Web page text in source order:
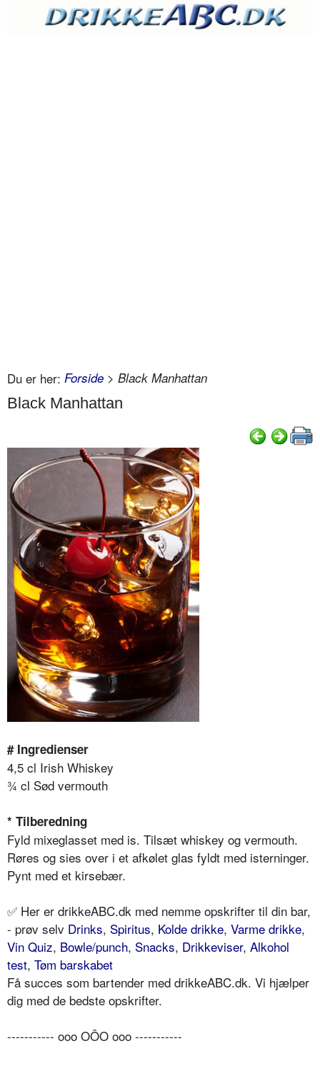
Du er her: Forside > Black Manhattan
Black Manhattan
# Ingredienser
4,5 cl Irish Whiskey
¾ cl Sød vermouth
* Tilberedning
Fyld mixeglasset med is. Tilsæt whiskey og vermouth.
Røres og sies over i et afkølet glas fyldt med isterninger.
Pynt med et kirsebær.
✅ Her er drikkeABC.dk med nemme opskrifter til din bar,
- prøv selv Drinks, Spiritus, Kolde drikke, Varme drikke,
Vin Quiz, Bowle/punch, Snacks, Drikkeviser, Alkohol
test, Tøm barskabet
Få succes som bartender med drikkeABC.dk. Vi hjælper
dig med de bedste opskrifter.
----------- ooo OÔO ooo -----------